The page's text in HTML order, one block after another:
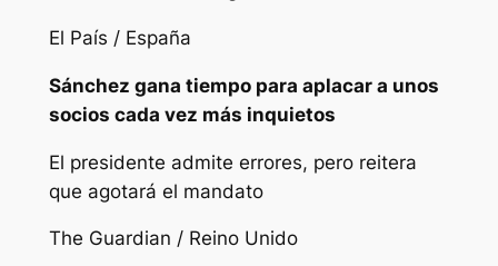
El País / España
Sánchez gana tiempo para aplacar a unos
socios cada vez más inquietos
El presidente admite errores, pero reitera
que agotará el mandato
The Guardian / Reino Unido